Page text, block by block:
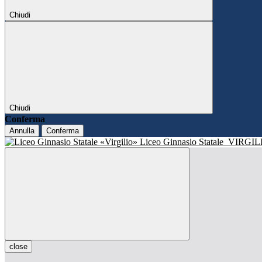
Chiudi
Chiudi
Conferma
Annulla Conferma
Liceo Ginnasio Statale
close